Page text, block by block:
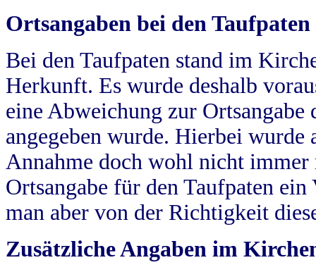
Ortsangaben bei den Taufpaten
Bei den Taufpaten stand im
Herkunft. Es wurde deshalb
eine Abweichung zur
angegeben wurde. Hierbei wurde
Annahme doch wohl nicht
Ortsangabe für den Taufpaten
man aber von der Richtigkeit
Zusätzliche Angaben im